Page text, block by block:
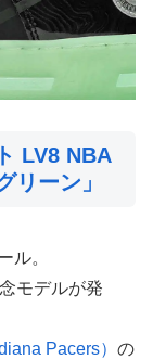
LV8 NBA
リーン」
ル。
モデルが発
Pacers） の